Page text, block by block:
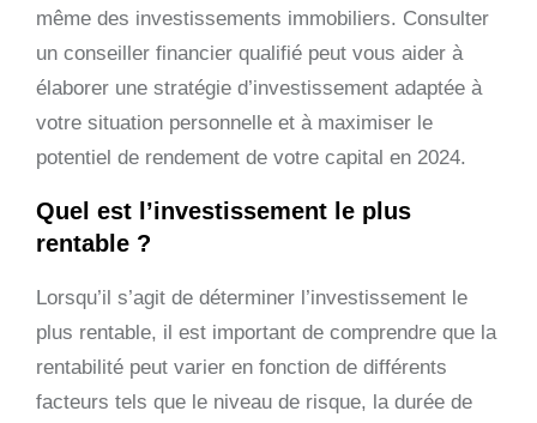
même des investissements immobiliers. Consulter
un conseiller financier qualifié peut vous aider à
élaborer une stratégie d’investissement adaptée à
votre situation personnelle et à maximiser le
potentiel de rendement de votre capital en 2024.
Quel est l’investissement le plus
rentable ?
Lorsqu’il s’agit de déterminer l’investissement le
plus rentable, il est important de comprendre que la
rentabilité peut varier en fonction de différents
facteurs tels que le niveau de risque, la durée de